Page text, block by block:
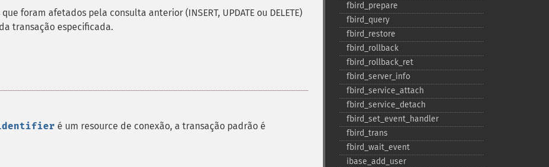
foram afetados pela consulta anterior (INSERT, UPDATE ou DELETE)
transação especificada.
é um resource de conexão, a transação padrão é
fbird_​prepare
fbird_​query
fbird_​restore
fbird_​rollback
fbird_​rollback_​ret
fbird_​server_​info
fbird_​service_​attach
fbird_​service_​detach
fbird_​set_​event_​handler
fbird_​trans
fbird_​wait_​event
ibase_​add_​user